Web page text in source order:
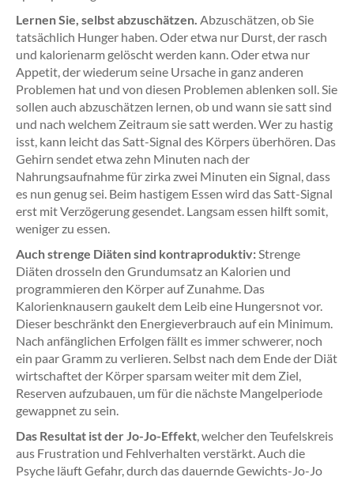
Lernen Sie, selbst abzuschätzen. Abzuschätzen, ob Sie
tatsächlich Hunger haben. Oder etwa nur Durst, der rasch
und kalorienarm gelöscht werden kann. Oder etwa nur
Appetit, der wiederum seine Ursache in ganz anderen
Problemen hat und von diesen Problemen ablenken soll. Sie
sollen auch abzuschätzen lernen, ob und wann sie satt sind
und nach welchem Zeitraum sie satt werden. Wer zu hastig
isst, kann leicht das Satt-Signal des Körpers überhören. Das
Gehirn sendet etwa zehn Minuten nach der
Nahrungsaufnahme für zirka zwei Minuten ein Signal, dass
es nun genug sei. Beim hastigem Essen wird das Satt-Signal
erst mit Verzögerung gesendet. Langsam essen hilft somit,
weniger zu essen.
Auch strenge Diäten sind kontraproduktiv:Strenge
Diäten drosseln den Grundumsatz an Kalorien und
programmieren den Körper auf Zunahme. Das
Kalorienknausern gaukelt dem Leib eine Hungersnot vor.
Dieser beschränkt den Energieverbrauch auf ein Minimum.
Nach anfänglichen Erfolgen fällt es immer schwerer, noch
ein paar Gramm zu verlieren. Selbst nach dem Ende der Diät
wirtschaftet der Körper sparsam weiter mit dem Ziel,
Reserven aufzubauen, um für die nächste Mangelperiode
gewappnet zu sein.
Das Resultat ist der Jo-Jo-Effekt, welcher den Teufelskreis
aus Frustration und Fehlverhalten verstärkt. Auch die
Psyche läuft Gefahr, durch das dauernde Gewichts-Jo-Jo